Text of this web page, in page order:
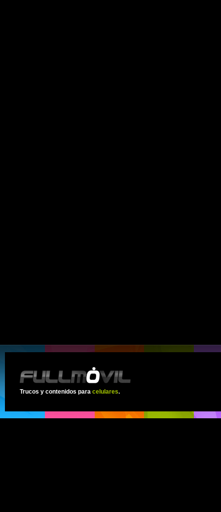
Trucos y contenidos para celulares.